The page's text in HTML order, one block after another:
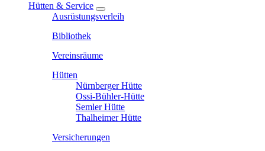
Hütten & Service
Ausrüstungsverleih
Bibliothek
Vereinsräume
Hütten
Nürnberger Hütte
Ossi-Bühler-Hütte
Semler Hütte
Thalheimer Hütte
Versicherungen